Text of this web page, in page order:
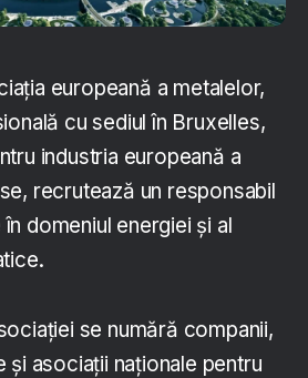
europeană a metalelor,
cu sediul în Bruxelles,
industria europeană a
recrutează un responsabil
domeniul energiei și al
se numără companii,
și asociații naționale pentru